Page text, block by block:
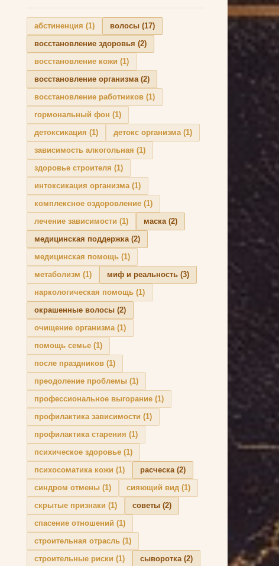
абстиненция (1) волосы (17)
восстановление здоровья (2)
восстановление кожи (1)
восстановление организма(2)
восстановление работников (1)
гормональный фон (1)
детоксикация (1) детокс организма(1)
зависимость алкогольная (1)
здоровье строителя (1)
интоксикация организма(1)
комплексное оздоровление (1)
лечение зависимости (1) маска(2)
медицинская поддержка(2)
медицинская помощь (1)
метаболизм (1) миф и реальность (3)
наркологическая помощь (1)
окрашенные волосы (2)
очищение организма(1)
помощь семье (1)
после праздников (1)
преодоление проблемы (1)
профессиональное выгорание (1)
профилактика зависимости (1)
профилактика старения (1)
психическое здоровье (1)
психосоматика кожи (1) расческа(2)
синдром отмены (1) сияющий вид (1)
скрытые признаки (1) советы (2)
спасение отношений (1)
строительная отрасль (1)
строительные риски (1) сыворотка(2)